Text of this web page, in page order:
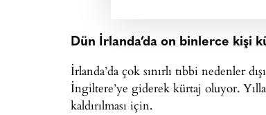
Dün İrlanda’da on binlerce kişi
İrlanda’da çok sınırlı tıbbi nedenler
İngiltere’ye giderek kürtaj oluyor.
kaldırılması için.